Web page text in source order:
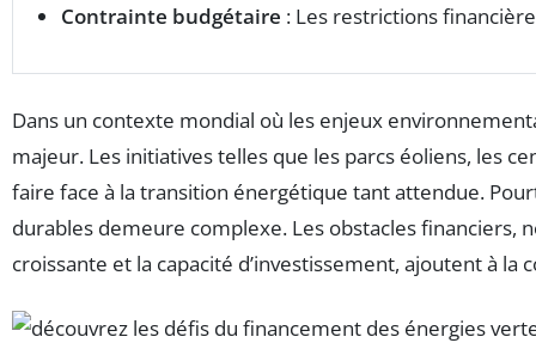
Contrainte budgétaire : Les restrictions
Dans un contexte mondial où les enjeux
majeur. Les initiatives telles que les parcs éoliens, les
faire face à la transition énergétique tant attendue.
durables demeure complexe. Les obstacles financiers,
croissante et la capacité d’investissement, ajoutent à